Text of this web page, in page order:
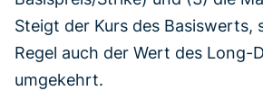
Steigt der Kurs des Basiswerts,
Regel auch der Wert des Long-
umgekehrt.